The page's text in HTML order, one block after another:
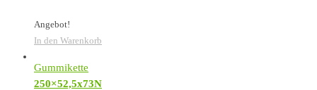
Angebot!
In den Warenkorb
Gummikette
250×52,5x73N